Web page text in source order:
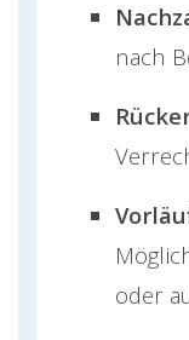
nach
oder